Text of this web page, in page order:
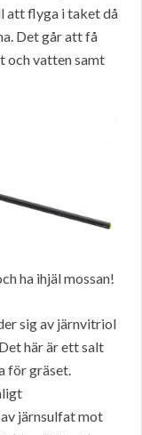
att flyga i taket då
Det går att få
och vatten samt
ha ihjäl mossan!
sig av järnvitriol
här är ett salt
för gräset.
järnsulfat mot